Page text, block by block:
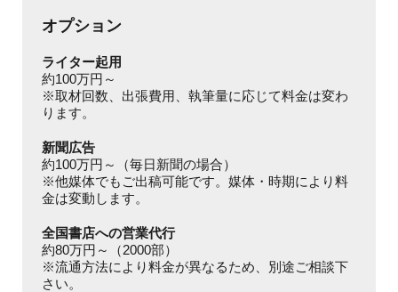
オプション
ライター起用
約100万円～
※取材回数、出張費用、執筆量に応じて料金は変わ
ります。
新聞広告
約100万円～（毎日新聞の場合）
※他媒体でもご出稿可能です。媒体・時期により料
金は変動します。
全国書店への営業代行
約80万円～（2000部）
※流通方法により料金が異なるため、別途ご相談下
さい。